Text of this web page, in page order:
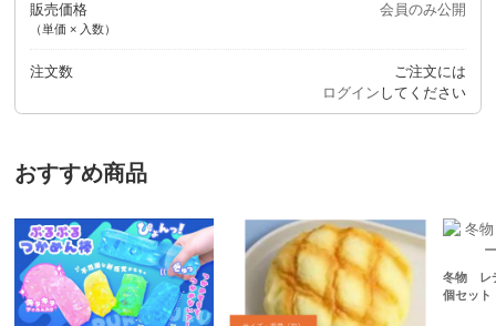
販売価格
（単価 × 入数）
会員のみ公開
注文数
ご注文には
ログイン してください
おすすめ商品
冬物 レ
個セット